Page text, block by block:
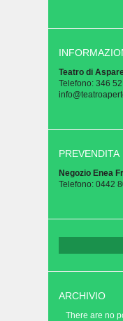
Teatro di
Telefono: 346
PREVENDITA
Negozio Enea
Telefono: 0442
per:
ARCHIVIO
There are no